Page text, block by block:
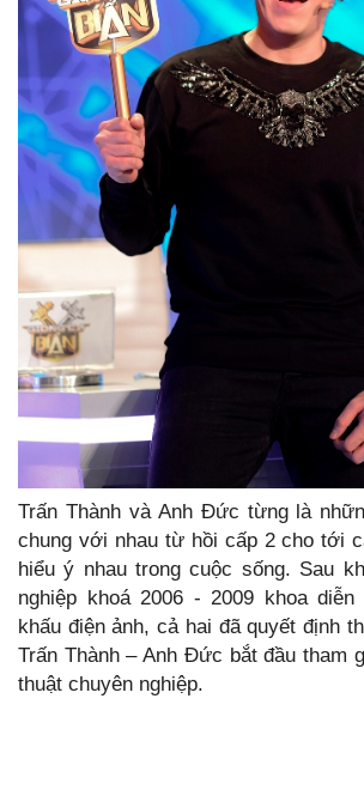
Trấn Thành và Anh Đức từng là
chung với nhau từ hồi cấp 2 cho tới
hiểu ý nhau trong cuộc sống. Sau
nghiệp khoá 2006 - 2009 khoa
khấu điện ảnh, cả hai đã quyết định
Trấn Thành – Anh Đức bắt đầu tham
thuật chuyên nghiệp.